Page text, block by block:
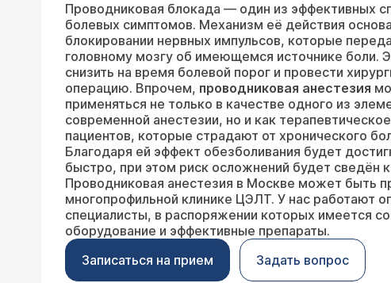
Проводниковая блокада — один из эффективных
болевых симптомов. Механизм её действия
блокировании нервных импульсов, которые
головному мозгу об имеющемся источнике боли.
снизить на время болевой порог и провести
операцию. Впрочем, проводниковая анестезия
применяться не только в качестве одного из
современной анестезии, но и как
пациентов, которые страдают от хронического
Благодаря ей эффект обезболивания будет
быстро, при этом риск осложнений будет сведён
Проводниковая анестезия в Москве может быть
многопрофильной клинике ЦЭЛТ. У нас работают
специалисты, в распоряжении которых имеется
оборудование и эффективные препараты.
Записаться на прием
Задать вопрос